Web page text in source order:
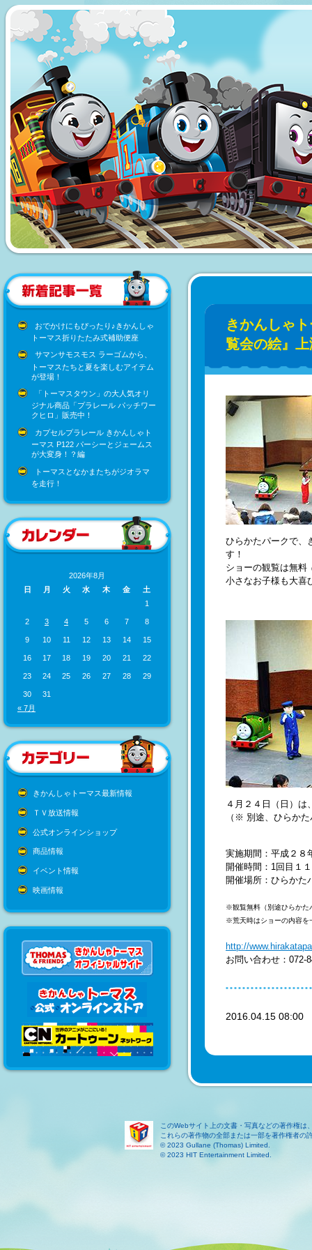
おでかけにもぴったり♪きかんしゃ
トーマス折りたたみ式補助便座
サマンサモスモス ラーゴムから、
トーマスたちと夏を楽しむアイテム
が登場！
「トーマスタウン」の大人気オリ
ジナル商品「プラレール パッチワー
クヒロ」販売中！
カプセルプラレール きかんしゃト
ーマス P122 パーシーとジェームス
が大変身！？編
トーマスとなかまたちがジオラマ
を走行！
2026年8月
日
月 火 水 木 金
土
1
2 3 4 5 6 7 8
9 10 11 12 13 14 15
16 17 18 19 20 21 22
23 24 25 26 27 28 29
30
31
« 7月
きかんしゃトーマス最新情報
ＴＶ放送情報
公式オンラインショップ
商品情報
イベント情報
映画情報
きかんしゃ
覧会の絵』
ひらかたパークで、
す！
ショーの観覧は無料
小さなお子様も大喜
４月２４日（日）
（※ 別途、ひらか
実施期間：平成２８
開催時間：1回目１
開催場所：ひらかた
※観覧無料 （別途ひらか
※荒天時はショーの内容を
http://
お問い合わせ：072-
2016.04.15
このWebサイト上の文書・写真などの著作権
これらの著作物の全部または一部を著作権者の
© 2023 Gullane (Thomas) Limited.
© 2023 HIT Entertainment Limited.